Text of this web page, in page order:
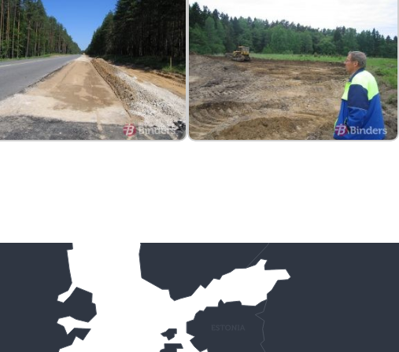
pieredzējušākais darbu
vadītājs Paulis Rudzītis
pārrauga daļu no teritorijas,
kurā saimniekos turpmākos
23 mēnešus.